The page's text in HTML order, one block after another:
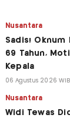
Nusantara
Sadis! Oknum
69 Tahun,
Kepala
06 Agustus 2026 WIB
Nusantara
Widi Tewas